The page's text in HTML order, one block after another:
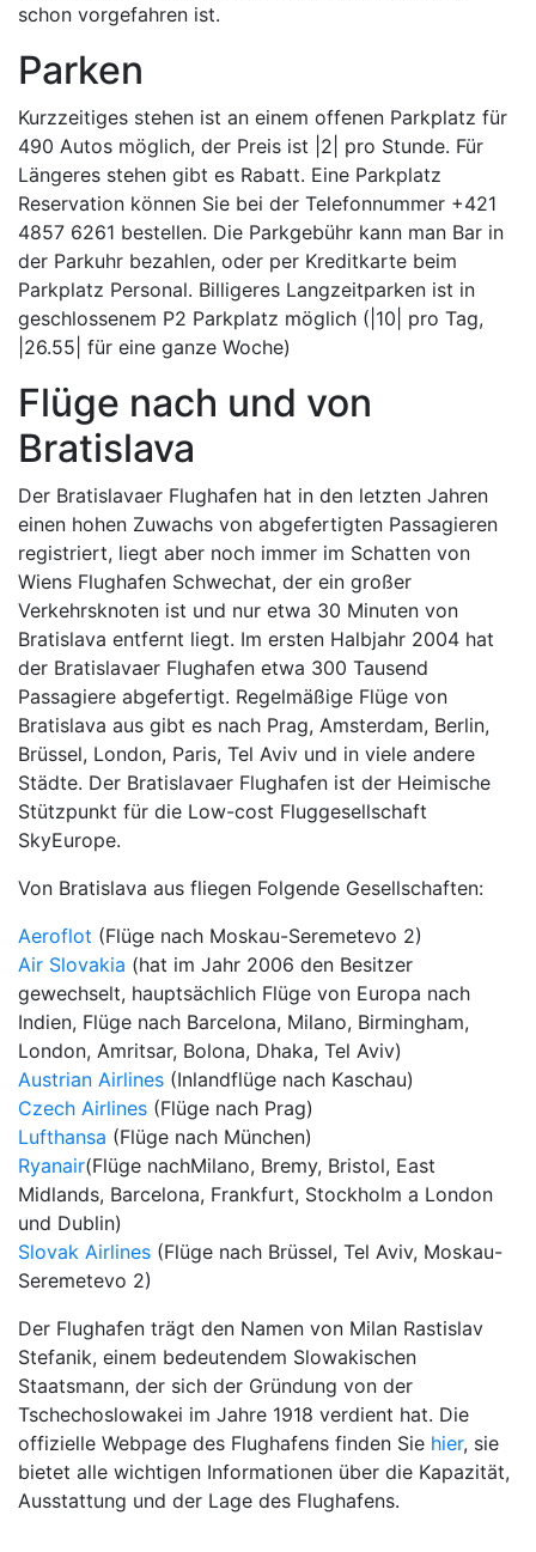
schon vorgefahren ist.
Parken
Kurzzeitiges stehen ist an einem offenen Parkplatz für
490 Autos möglich, der Preis ist |2| pro Stunde. Für
Längeres stehen gibt es Rabatt. Eine Parkplatz
Reservation können Sie bei der Telefonnummer +421
4857 6261 bestellen. Die Parkgebühr kann man Bar in
der Parkuhr bezahlen, oder per Kreditkarte beim
Parkplatz Personal. Billigeres Langzeitparken ist in
geschlossenem P2 Parkplatz möglich (|10| pro Tag,
|26.55| für eine ganze Woche)
Flüge nach und von
Bratislava
Der Bratislavaer Flughafen hat in den letzten Jahren
einen hohen Zuwachs von abgefertigten Passagieren
registriert, liegt aber noch immer im Schatten von
Wiens Flughafen Schwechat, der ein großer
Verkehrsknoten ist und nur etwa 30 Minuten von
Bratislava entfernt liegt. Im ersten Halbjahr 2004 hat
der Bratislavaer Flughafen etwa 300 Tausend
Passagiere abgefertigt. Regelmäßige Flüge von
Bratislava aus gibt es nach Prag, Amsterdam, Berlin,
Brüssel, London, Paris, Tel Aviv und in viele andere
Städte. Der Bratislavaer Flughafen ist der Heimische
Stützpunkt für die Low-cost Fluggesellschaft
SkyEurope.
Von Bratislava aus fliegen Folgende Gesellschaften:
Aeroflot (Flüge nach Moskau-Seremetevo 2)
Air Slovakia (hat im Jahr 2006 den Besitzer
gewechselt, hauptsächlich Flüge von Europa nach
Indien, Flüge nach Barcelona, Milano, Birmingham,
London, Amritsar, Bolona, Dhaka, Tel Aviv)
Austrian Airlines (Inlandflüge nach Kaschau)
Czech Airlines (Flüge nach Prag)
Lufthansa (Flüge nach München)
Ryanair(Flüge nachMilano, Bremy, Bristol, East
Midlands, Barcelona, Frankfurt, Stockholm a London
und Dublin)
Slovak Airlines (Flüge nach Brüssel, Tel Aviv, Moskau-
Seremetevo 2)
Der Flughafen trägt den Namen von Milan Rastislav
Stefanik, einem bedeutendem Slowakischen
Staatsmann, der sich der Gründung von der
Tschechoslowakei im Jahre 1918 verdient hat. Die
offizielle Webpage des Flughafens finden Sie hier, sie
bietet alle wichtigen Informationen über die Kapazität,
Ausstattung und der Lage des Flughafens.